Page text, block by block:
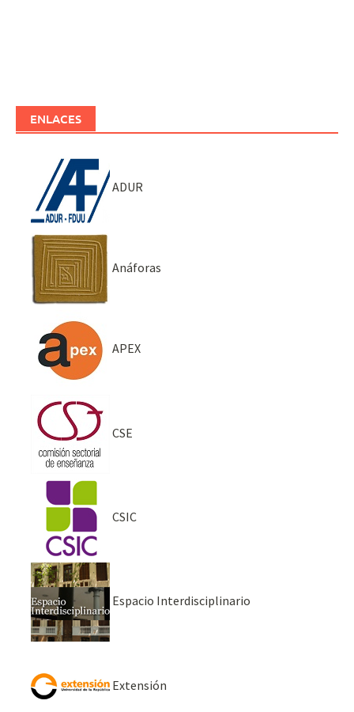
ENLACES
ADUR
Anáforas
APEX
CSE
CSIC
Espacio Interdisciplinario
Extensión